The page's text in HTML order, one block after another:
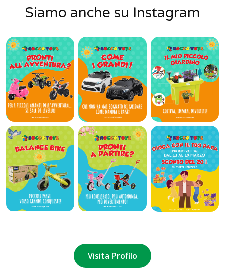
Siamo anche su Instagram
Visita Profilo